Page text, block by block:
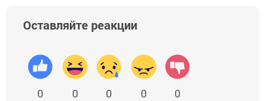
Оставляйте реакции
0 0 0 0 0